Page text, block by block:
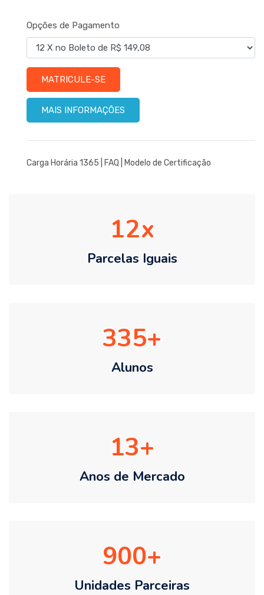
Opções de Pagamento
MATRICULE-SE
MAIS INFORMAÇÕES
Carga Horária 1365 | FAQ Modelo de Certificação
12
Parcelas Iguais
335
Alunos
13
Anos de Mercado
900
Unidades Parceiras